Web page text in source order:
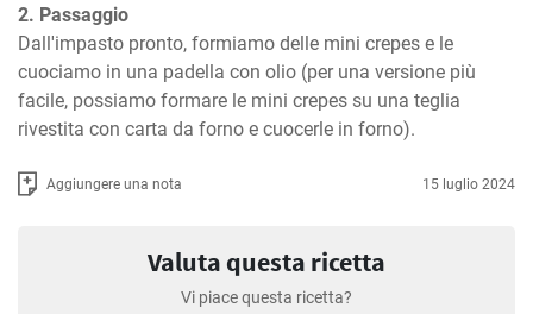
2. Passaggio
Dall'impasto pronto, formiamo delle mini crepes e le
cuociamo in una padella con olio (per una versione più
facile, possiamo formare le mini crepes su una teglia
rivestita con carta da forno e cuocerle in forno).
Aggiungere una nota 15 luglio 2024
Valuta questa ricetta
Vi piace questa ricetta?